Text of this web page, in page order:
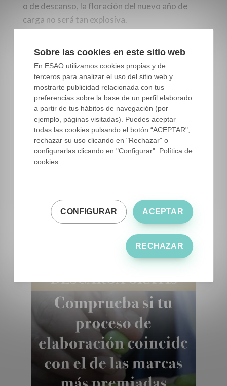
o de descanso, la floración del nuevo año de
carga no será tan explosiva.
Sobre las cookies en este sitio web
En ESAO utilizamos cookies propias y de
terceros para analizar el uso del sitio web y
mostrarte publicidad relacionada con tus
preferencias sobre la base de un perfil elaborado
a partir de tus hábitos de navegación (por
ejemplo, páginas visitadas). Puedes aceptar
todas las cookies pulsando el botón “ACEPTAR",
rechazar su uso clicando en "Rechazar" o
configurarlas clicando en "Configurar". Política de
cookies.
ACEPTAR
CONFIGURAR
RECHAZAR